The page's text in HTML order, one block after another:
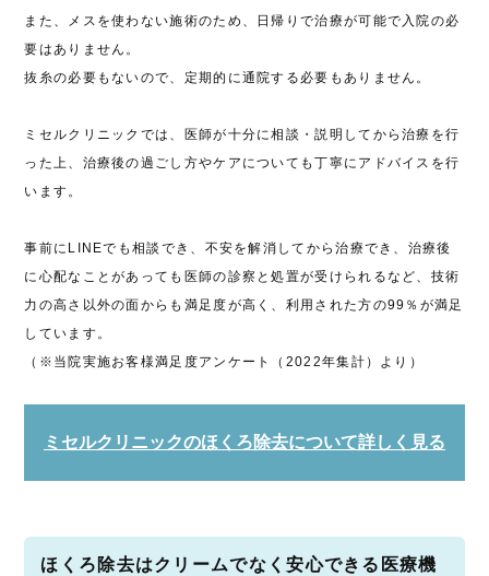
また、メスを使わない施術のため、日帰りで治療が可能で入院の必
要はありません。
抜糸の必要もないので、定期的に通院する必要もありません。
ミセルクリニックでは、医師が十分に相談・説明してから治療を行
った上、治療後の過ごし方やケアについても丁寧にアドバイスを行
います。
事前にLINEでも相談でき、不安を解消してから治療でき、治療後
に心配なことがあっても医師の診察と処置が受けられるなど、技術
力の高さ以外の面からも満足度が高く、利用された方の99％が満足
しています。
（※当院実施お客様満足度アンケート（2022年集計）より）
ミセルクリニックのほくろ除去について詳しく見る
ほくろ除去はクリームでなく安心できる医療機